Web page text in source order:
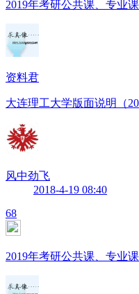
2019年考研公共课、专业
资料君
大连理工大学版面说明（
风中劲飞
2018-4-19 08:40
68
2019年考研公共课、专业